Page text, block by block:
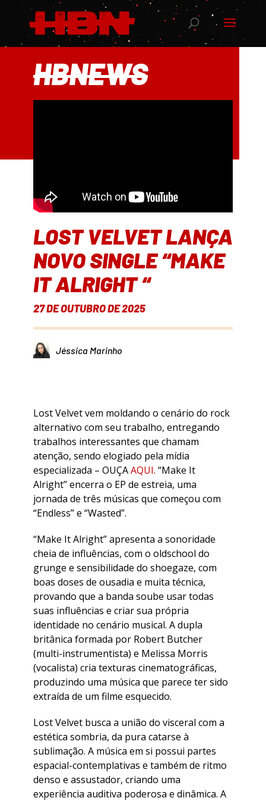
HBNEWS
LOST VELVET LANÇA
NOVO SINGLE “MAKE
IT ALRIGHT “
27 DE OUTUBRO DE 2025
Jéssica Marinho
Lost Velvet vem moldando o cenário do rock
alternativo com seu trabalho, entregando
trabalhos interessantes que chamam
atenção, sendo elogiado pela mídia
especializada – OUÇAAQUI. “Make It
Alright” encerra o EP de estreia, uma
jornada de três músicas que começou com
“Endless” e “Wasted”.
“Make It Alright” apresenta a sonoridade
cheia de influências, com o oldschool do
grunge e sensibilidade do shoegaze, com
boas doses de ousadia e muita técnica,
provando que a banda soube usar todas
suas influências e criar sua própria
identidade no cenário musical. A dupla
britânica formada por Robert Butcher
(multi-instrumentista) e Melissa Morris
(vocalista) cria texturas cinematográficas,
produzindo uma música que parece ter sido
extraída de um filme esquecido.
Lost Velvet busca a união do visceral com a
estética sombria, da pura catarse à
sublimação. A música em si possui partes
espacial-contemplativas e também de ritmo
denso e assustador, criando uma
experiência auditiva poderosa e dinâmica. A